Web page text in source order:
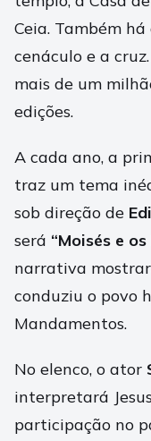
Ceia. Também
cenáculo e a
mais de um
edições.
A cada ano, a
traz um tema
sob direção de
será “Moisés e
narrativa
conduziu o povo
Mandamentos.
No elenco, o ator
interpretará
participação no